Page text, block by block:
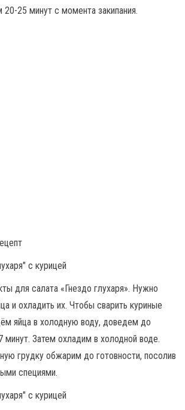
25 минут с момента закипания.
для салата «Гнездо глухаря». Нужно
и охладить их. Чтобы сварить куриные
яйца в холодную воду, доведем до
минут. Затем охладим в холодной воде.
грудку обжарим до готовности, посолив
специями.